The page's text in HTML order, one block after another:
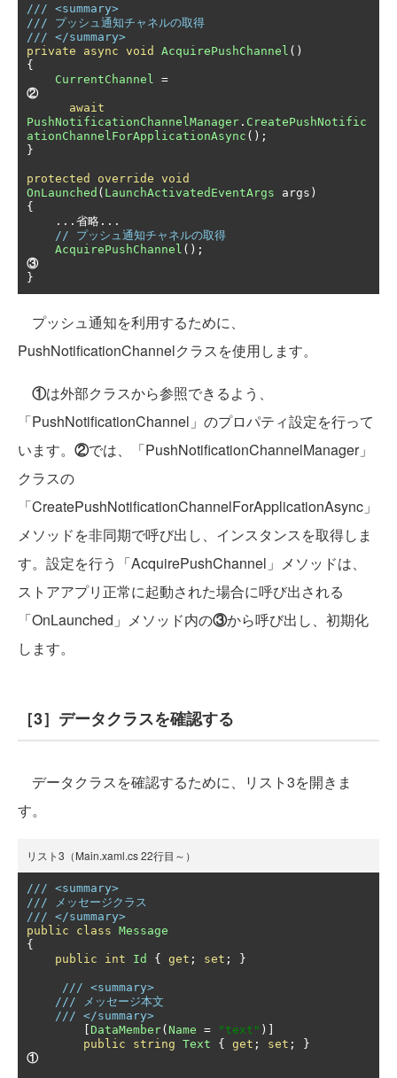
/// <summary>
/// プッシュ通知チャネルの取得
/// </summary>
private
async void AcquirePushChannel ()
{
CurrentChannel
=
②
await
PushNotificationChannelManager . CreatePushNotific
ationChannelForApplicationAsync ();
}
protected override void
OnLaunched ( LaunchActivatedEventArgs args )
{
...省略...
// プッシュ通知チャネルの取得
AcquirePushChannel ();
③
}
プッシュ通知を利用するために、
PushNotificationChannelクラスを使用します。
①は外部クラスから参照できるよう、
「PushNotificationChannel」のプロパティ設定を行って
います。 ②では、「PushNotificationChannelManager」
クラスの
「CreatePushNotificationChannelForApplicationAsync」
メソッドを非同期で呼び出し、インスタンスを取得しま
す。設定を行う「AcquirePushChannel」メソッドは、
ストアアプリ正常に起動された場合に呼び出される
「OnLaunched」メソッド内の③から呼び出し、初期化
します。
［3］データクラスを確認する
データクラスを確認するために、リスト3を開きま
す。
リスト3（Main.xaml.cs 22行目～）
/// <summary>
/// メッセージクラス
/// </summary>
public
class Message
{
public
int Id { get ; set ; }
/// <summary>
/// メッセージ本文
/// </summary>
[DataMember(Name = "text" )]
public
string Text { get ; set ;
}
①